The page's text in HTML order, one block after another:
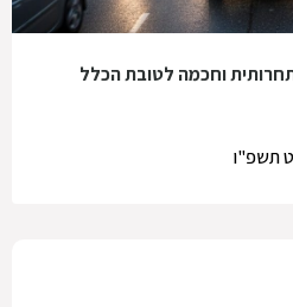
וחכמה לטובת הכלל
תשפ"ו